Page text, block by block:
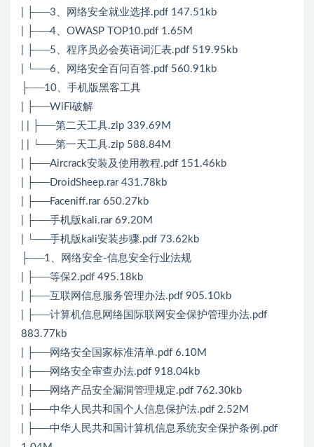
| ├──3、网络安全就业选择.pdf 147.51kb
| ├──4、OWASP TOP10.pdf 1.65M
| ├──5、程序员必会英语词汇表.pdf 519.95kb
| └──6、网络安全百问百答.pdf 560.91kb
├──10、手机版黑客工具
| ├──WiFi破解
| | ├──第二天工具.zip 339.69M
| | └──第一天工具.zip 588.84M
| ├──Aircrack安装及使用教程.pdf 151.46kb
| ├──DroidSheep.rar 431.78kb
| ├──Faceniff.rar 650.27kb
| ├──手机版kali.rar 69.20M
| └──手机版kali安装步骤.pdf 73.62kb
├──1、网络安全-信息安全行业法规
| ├──等保2.pdf 495.18kb
| ├──互联网信息服务管理办法.pdf 905.10kb
| ├──计算机信息网络国际联网安全保护管理办法.pdf
883.77kb
| ├──网络安全国家标准清单.pdf 6.10M
| ├──网络安全审查办法.pdf 918.04kb
| ├──网络产品安全漏洞管理规定.pdf 762.30kb
| ├──中华人民共和国个人信息保护法.pdf 2.52M
| ├──中华人民共和国计算机信息系统安全保护条例.pdf